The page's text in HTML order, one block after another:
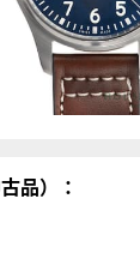
品）：